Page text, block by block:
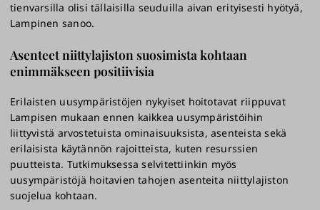
tienvarsilla olisi tällaisilla seuduilla aivan erityisesti hyötyä,
Lampinen sanoo.
Asenteet niittylajiston suosimista kohtaan
enimmäkseen positiivisia
Erilaisten uusympäristöjen nykyiset hoitotavat riippuvat
Lampisen mukaan ennen kaikkea uusympäristöihin
liittyvistä arvostetuista ominaisuuksista, asenteista sekä
erilaisista käytännön rajoitteista, kuten resurssien
puutteista. Tutkimuksessa selvitettiinkin myös
uusympäristöjä hoitavien tahojen asenteita niittylajiston
suojelua kohtaan.